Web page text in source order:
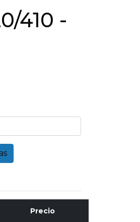
410 -
Precio